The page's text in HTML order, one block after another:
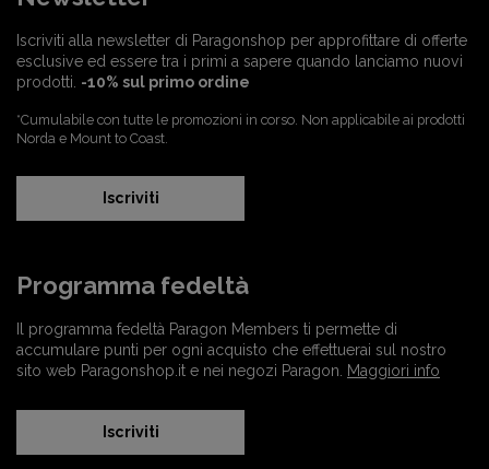
Iscriviti alla newsletter di Paragonshop per approfittare di offerte
esclusive ed essere tra i primi a sapere quando lanciamo nuovi
prodotti. -10% sul primo ordine
*Cumulabile con tutte le promozioni in corso. Non applicabile ai prodotti
Norda e Mount to Coast.
Iscriviti
Programma fedeltà
Il programma fedeltà Paragon Members ti permette di
accumulare punti per ogni acquisto che effettuerai sul nostro
sito web Paragonshop.it e nei negozi Paragon. Maggiori info
Iscriviti